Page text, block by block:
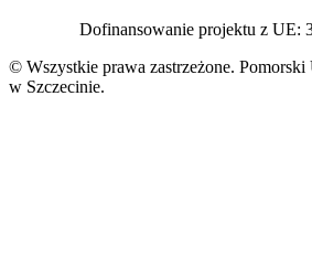
Dofinansowanie projektu z UE:
© Wszystkie prawa zastrzeżone.
w Szczecinie.